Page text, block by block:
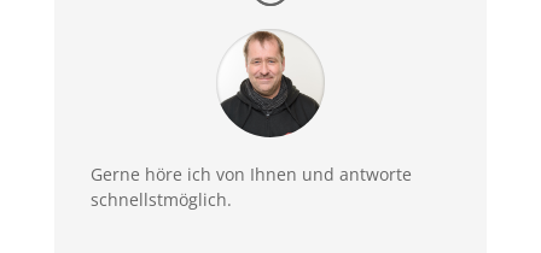
Gerne höre ich von Ihnen und antworte
schnellstmöglich.